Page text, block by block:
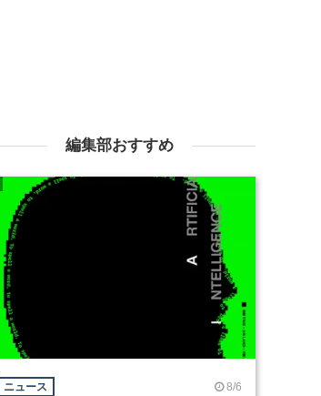
編集部おすすめ
ニュース 8/6